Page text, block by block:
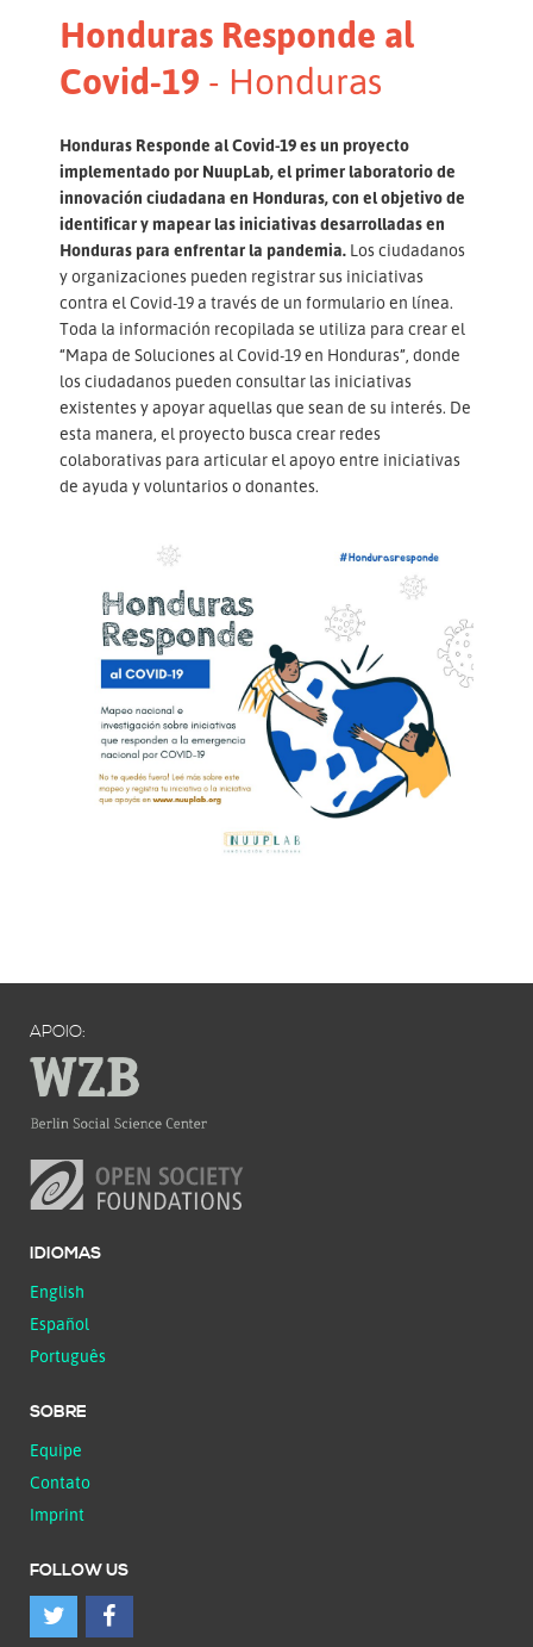
Honduras Responde al
Covid-19 - Honduras
Honduras Responde al Covid-19 es un proyecto
implementado por NuupLab, el primer laboratorio de
innovación ciudadana en Honduras, con el objetivo de
identificar y mapear las iniciativas desarrolladas en
Honduras para enfrentar la pandemia. Los ciudadanos
y organizaciones pueden registrar sus iniciativas
contra el Covid-19 a través de un formulario en línea.
Toda la información recopilada se utiliza para crear el
“Mapa de Soluciones al Covid-19 en Honduras”, donde
los ciudadanos pueden consultar las iniciativas
existentes y apoyar aquellas que sean de su interés. De
esta manera, el proyecto busca crear redes
colaborativas para articular el apoyo entre iniciativas
de ayuda y voluntarios o donantes.
APOIO:
IDIOMAS
English
Español
Português
SOBRE
Equipe
Contato
Imprint
FOLLOW US